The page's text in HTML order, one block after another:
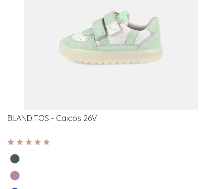
BLANDITOS - Caicos 26V